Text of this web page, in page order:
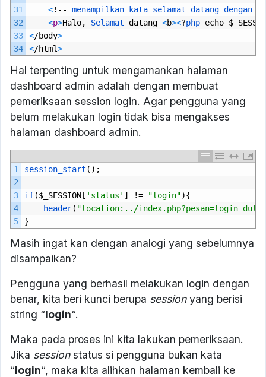
31
32
33
34
<!-- menampilkan kata selamat datang dengan
<p>Halo, Selamat datang <b><?php echo $
</body>
</html>
Hal terpenting untuk mengamankan halaman
dashboard admin adalah dengan membuat
pemeriksaan session login. Agar pengguna yang
belum melakukan login tidak bisa mengakses
halaman dashboard admin.
1
2
3
4
5
session_start ();
if($ _SESSION [ 'status' ] != "login"){
header( "location:../index.php?pesan=login_dulu"
}
Masih ingat kan dengan analogi yang sebelumnya
disampaikan?
Pengguna yang berhasil melakukan login dengan
benar, kita beri kunci berupa sessionyang berisi
string “login“.
Maka pada proses ini kita lakukan pemeriksaan.
Jika sessionstatus si pengguna bukan kata
“login“, maka kita alihkan halaman kembali ke